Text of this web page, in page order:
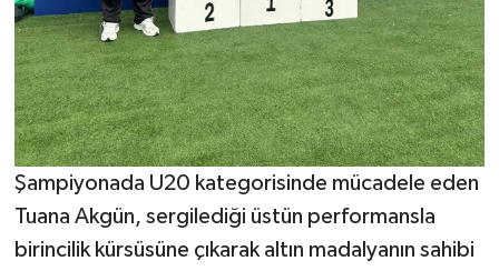
Şampiyonada U20 kategorisinde mücadele eden
Tuana Akgün, sergilediği üstün performansla
birincilik kürsüsüne çıkarak altın madalyanın sahibi